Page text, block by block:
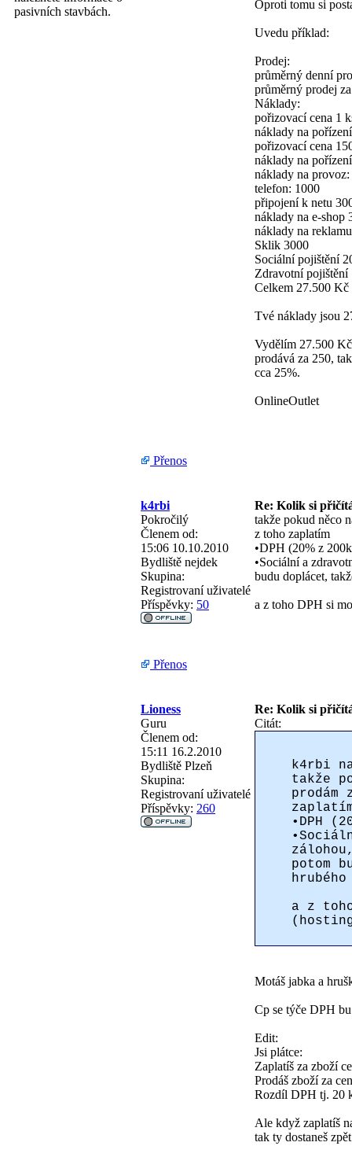
pasivních stavbách.
Oproti tomu si
Uvedu příklad:
Prodej:
průměrný denní
průměrný prodej
Náklady:
pořizovací cena 1
náklady na
pořizovací cena
náklady na
náklady na provoz:
telefon: 1000
připojení k netu
náklady na e-shop
náklady na
Sklik 3000
Sociální pojištění
Zdravotní pojištění
Celkem 27.500 Kč
Tvé náklady jsou
Vydělím 27.500
prodává za 250,
cca 25%.
OnlineOutlet
Přenos
k4rbi
Re: Kolik si
Pokročilý
Členem od:
15:06 10.10.2010
Bydliště nejdek
Skupina:
Registrovaní uživatelé
Příspěvky: 50
takže pokud něco
z toho zaplatím
•DPH (20% z
•Sociální a
budu doplácet,
a z toho DPH si
Přenos
Lioness
Re: Kolik si
Guru
Členem od:
15:11 16.2.2010
Bydliště Plzeň
Skupina:
Registrovaní uživatelé
Příspěvky: 260
Citát:
k4rbi
takže
•DPH
potom
a z
Motáš jabka a
Cp se týče DPH
Edit:
Jsi plátce:
Zaplatíš za zboží
Prodáš zboží za
Rozdíl DPH tj. 20
Ale když zaplatíš
tak ty dostaneš